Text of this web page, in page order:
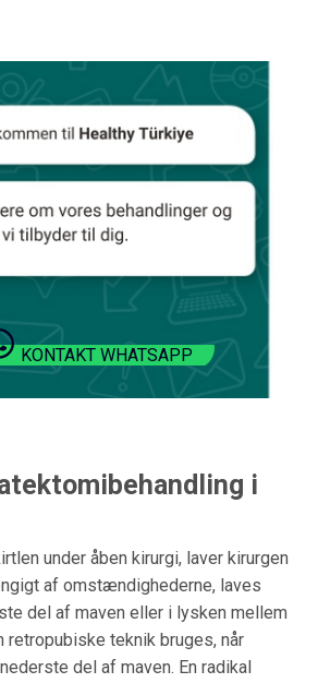
KONTAKT WHATSAPP
i
under åben kirurgi, laver kirurgen
af omstændighederne, laves
del af maven eller i lysken mellem
retropubiske teknik bruges, når
del af maven. En radikal